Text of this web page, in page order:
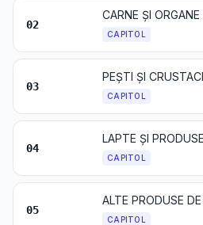
02
CARNE ȘI
CAPITOL
03
CAPITOL
04
CAPITOL
05
CAPITOL